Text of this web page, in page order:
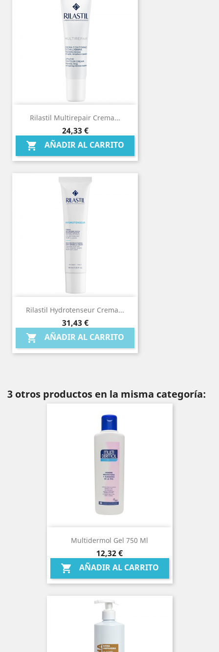
Rilastil Multirepair Crema...
Precio
24,33 €
 AÑADIR AL CARRITO
Rilastil Hydrotenseur Crema...
Precio
31,43 €
 AÑADIR AL CARRITO
3 otros productos en la misma categoría:
Multidermol Gel 750 Ml
Precio
12,32 €
 AÑADIR AL CARRITO